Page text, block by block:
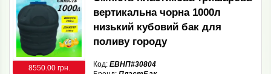
8550.00 грн.
вертикальна чорна 1000л
низький кубовий бак для
поливу городу
Код: ЕВНП#30804